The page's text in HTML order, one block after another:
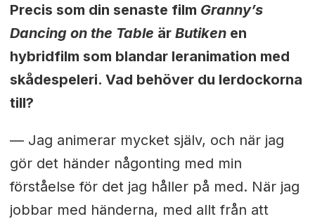
Precis som din senaste film Granny’s
Dancing on the Table är Butikenen
hybridfilm som blandar leranimation med
skådespeleri. Vad behöver du lerdockorna
till?
— Jag animerar mycket själv, och när jag
gör det händer någonting med min
förståelse för det jag håller på med. När jag
jobbar med händerna, med allt från att